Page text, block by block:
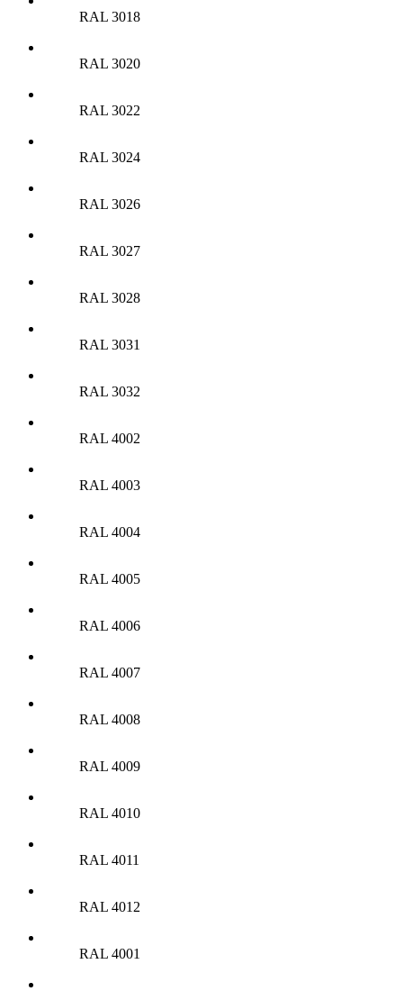
RAL 3018
RAL 3020
RAL 3022
RAL 3024
RAL 3026
RAL 3027
RAL 3028
RAL 3031
RAL 3032
RAL 4002
RAL 4003
RAL 4004
RAL 4005
RAL 4006
RAL 4007
RAL 4008
RAL 4009
RAL 4010
RAL 4011
RAL 4012
RAL 4001